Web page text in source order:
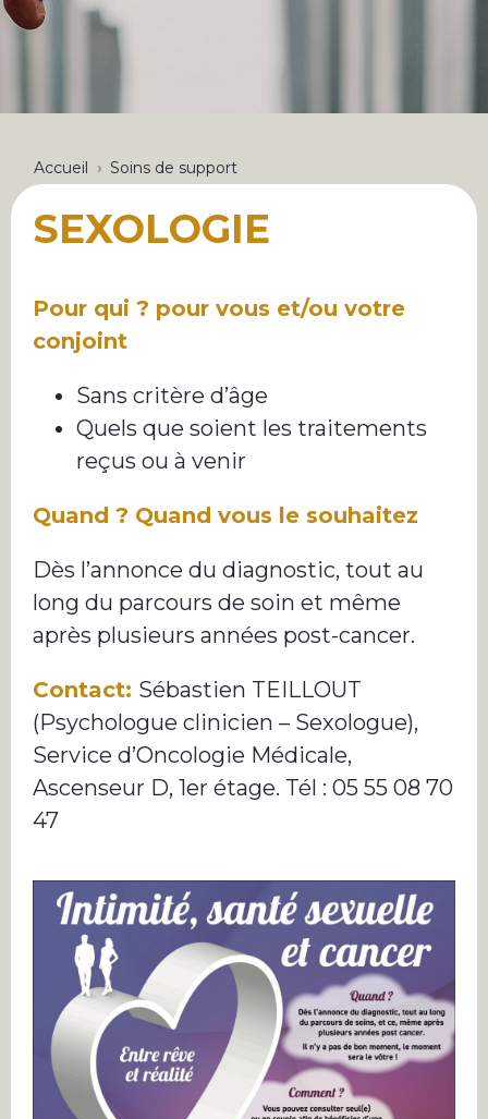
FIL
D'ARIANE
Accueil Soins de support
SEXOLOGIE
Pour qui ? pour vous et/ou votre
conjoint
Sans critère d’âge
Quels que soient les traitements
reçus ou à venir
Quand ? Quand vous le souhaitez
Dès l’annonce du diagnostic, tout au
long du parcours de soin et même
après plusieurs années post-cancer.
Contact: Sébastien TEILLOUT
(Psychologue clinicien – Sexologue),
Service d’Oncologie Médicale,
Ascenseur D, 1er étage. Tél : 05 55 08 70
47